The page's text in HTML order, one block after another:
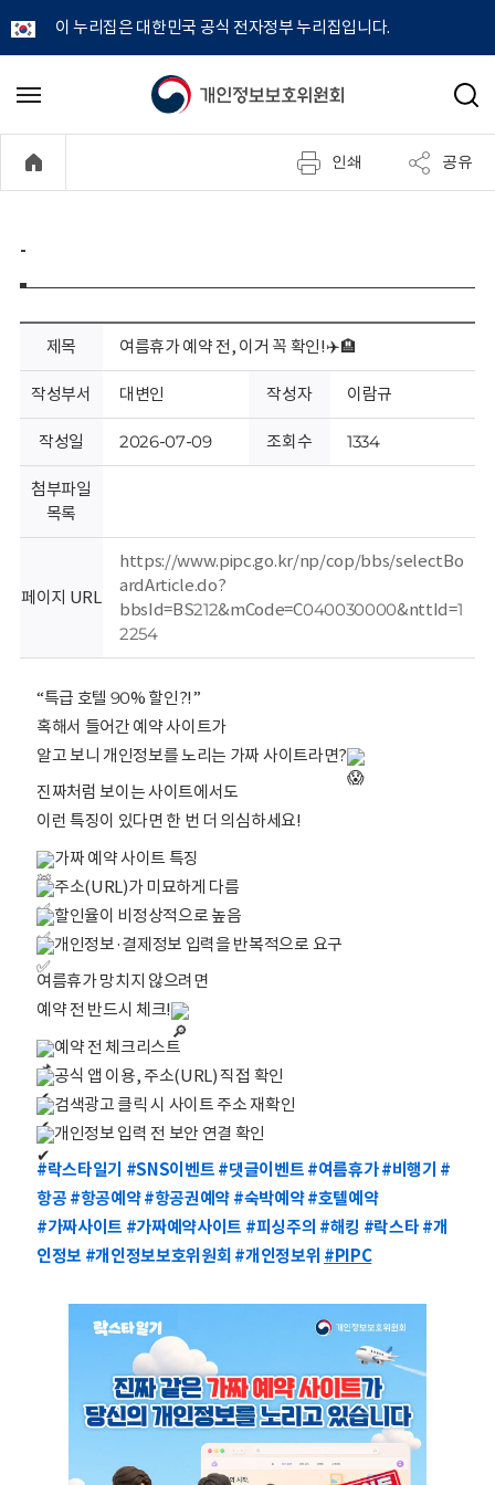
이 누리집은 대한민국 공식 전자정부 누리집입니다.
개
정
보
호
위
원
메
기
검
인쇄 공유
-
제목 여름휴가 예약 전, 이거 꼭 확인!✈️🏨
작성부서 대변인 작성자 이람규
작성일 2026-07-09 조회수 1334
첨부파일
목록
페이지 URL
https://www.pipc.go.kr/np/cop/bbs/selectBo
ardArticle.do?
bbsId=BS212&mCode=C040030000&nttId=1
2254
“특급 호텔 90% 할인?!”
혹해서 들어간 예약 사이트가
알고 보니 개인정보를 노리는 가짜 사이트라면?
진짜처럼 보이는 사이트에서도
이런 특징이 있다면 한 번 더 의심하세요!
가짜 예약 사이트 특징
주소(URL)가 미묘하게 다름
할인율이 비정상적으로 높음
개인정보·결제정보 입력을 반복적으로 요구
여름휴가 망치지 않으려면
예약 전 반드시 체크!
예약 전 체크리스트
공식 앱 이용, 주소(URL) 직접 확인
검색광고 클릭 시 사이트 주소 재확인
개인정보 입력 전 보안 연결 확인
#락스타일기 #SNS이벤트 #댓글이벤트 #여름휴가#비행기 #
항공#항공예약#항공권예약 #숙박예약#호텔예약
#가짜사이트 #가짜예약사이트 #피싱주의 #해킹 #락스타 #개
인정보 #개인정보보호위원회 #개인정보위 #PIPC